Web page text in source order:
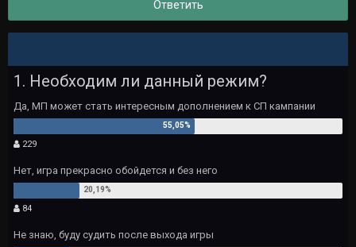
Ответить
1. Необходим ли данный режим?
Да, МП может стать интересным дополнением к СП кампании
229
Нет, игра прекрасно обойдется и без него
84
Не знаю, буду судить после выхода игры